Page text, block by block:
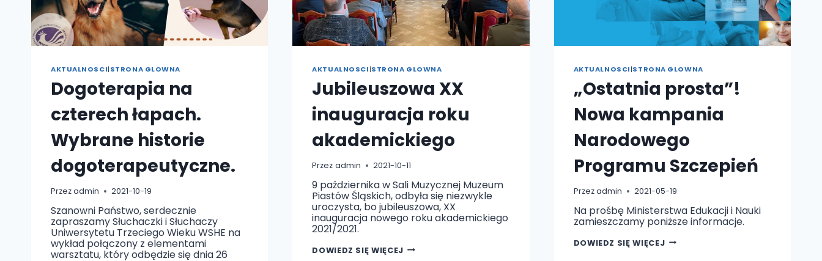
AKTUALNOSCI|STRONA GLOWNA
Dogoterapia na
czterech łapach.
Wybrane historie
dogoterapeutyczne.
Przezadmin 2021-10-19
Szanowni Państwo, serdecznie
zapraszamy Słuchaczki i Słuchaczy
Uniwersytetu Trzeciego Wieku WSHE na
wykład połączony z elementami
warsztatu, który odbędzie się dnia 26
AKTUALNOSCI|STRONA GLOWNA
Jubileuszowa XX
inauguracja roku
akademickiego
Przez admin 2021-10-11
9 października w Sali Muzycznej Muzeum
Piastów Śląskich, odbyła się niezwykle
uroczysta, bo jubileuszowa, XX
inauguracja nowego roku akademickiego
2021/2021.
DOWIEDZ SIĘ WIĘCEJJUBILEUSZOWA
AKTUALNOSCI|STRONA GLOWNA
„Ostatnia prosta”!
Nowa kampania
Narodowego
Programu Szczepień
Przezadmin 2021-05-19
Na prośbę Ministerstwa Edukacji i Nauki
zamieszczamy poniższe informacje.
DOWIEDZ SIĘ WIĘCEJ„OSTATNIA